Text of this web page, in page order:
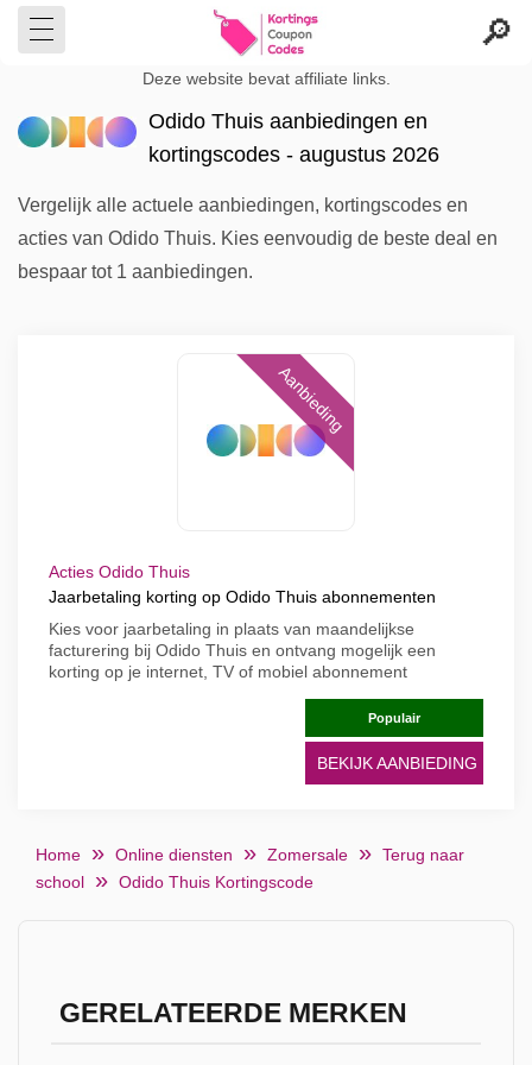
Deze website bevat affiliate links.
Odido Thuis aanbiedingen en
kortingscodes - augustus 2026
Vergelijk alle actuele aanbiedingen, kortingscodes en
acties van Odido Thuis. Kies eenvoudig de beste deal en
bespaar tot 1 aanbiedingen.
Aanbieding
Acties Odido Thuis
Jaarbetaling korting op Odido Thuis abonnementen
Kies voor jaarbetaling in plaats van maandelijkse
facturering bij Odido Thuis en ontvang mogelijk een
korting op je internet, TV of mobiel abonnement
Populair
BEKIJK AANBIEDING
Home Online diensten Zomersale
Terug naar
school
Odido Thuis Kortingscode
GERELATEERDE MERKEN